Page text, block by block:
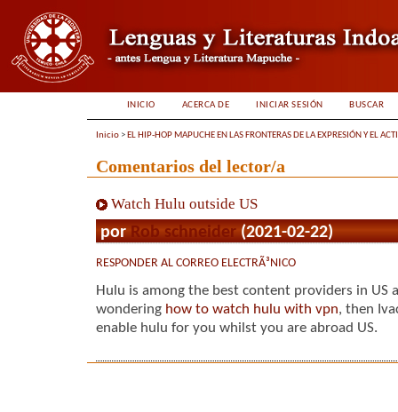
INICIO ACERCA DE INICIAR SESIÓN BUSCAR
Inicio > EL HIP-HOP MAPUCHE EN LAS FRONTERAS DE LA EXPRESIÓN Y EL
Comentarios del lector/a
Watch Hulu outside US
porRob schneider(2021-02-22)
RESPONDER AL CORREO ELECTRÃ³NICO
Hulu is among the best content providers in US
wondering how to watch hulu with vpn, then
enable hulu for you whilst you are abroad US.